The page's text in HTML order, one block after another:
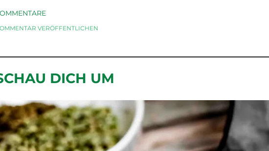
VERÖFFENTLICHEN
DICH UM